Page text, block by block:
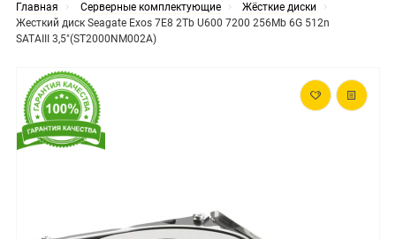
Главная Серверные комплектующие
Жёсткие диски
Жесткий диск Seagate Exos 7E8 2Tb U600 7200 256Mb 6G 512n
SATAIII 3,5"(ST2000NM002A)